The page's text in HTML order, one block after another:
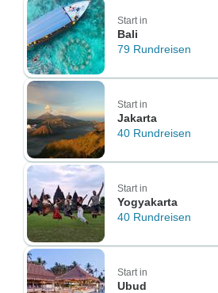
Start in
Bali
79 Rundreisen
Start in
Jakarta
40 Rundreisen
Start in
Yogyakarta
40 Rundreisen
Start in
Ubud